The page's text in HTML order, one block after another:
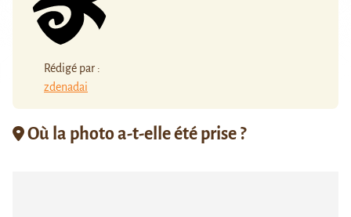
Rédigé par :
zdenadai
Où la photo a-t-elle été prise ?